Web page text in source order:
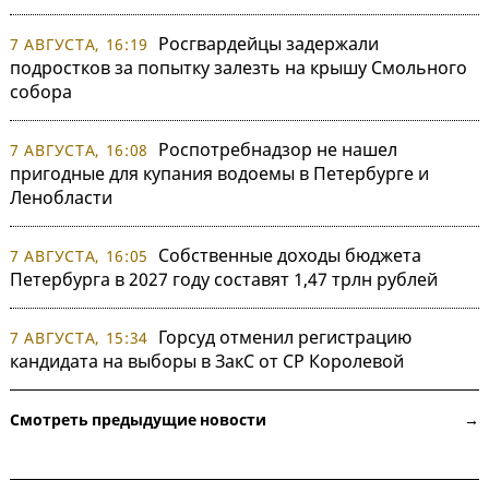
7 АВГУСТА, 16:19
Росгвардейцы задержали
подростков за попытку залезть на крышу Смольного
собора
7 АВГУСТА, 16:08
Роспотребнадзор не нашел
пригодные для купания водоемы в Петербурге и
Ленобласти
7 АВГУСТА, 16:05
Собственные доходы бюджета
Петербурга в 2027 году составят 1,47 трлн рублей
7 АВГУСТА, 15:34 Горсуд отменил регистрацию
кандидата на выборы в ЗакС от СР Королевой
Смотреть предыдущие новости →